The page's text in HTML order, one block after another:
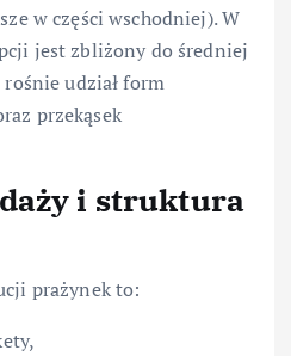
w części wschodniej). W
jest zbliżony do średniej
udział form
przekąsek
i struktura
prażynek to: